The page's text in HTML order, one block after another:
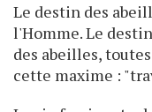
Le destin des
l'Homme. Le
des abeilles,
cette maxime :